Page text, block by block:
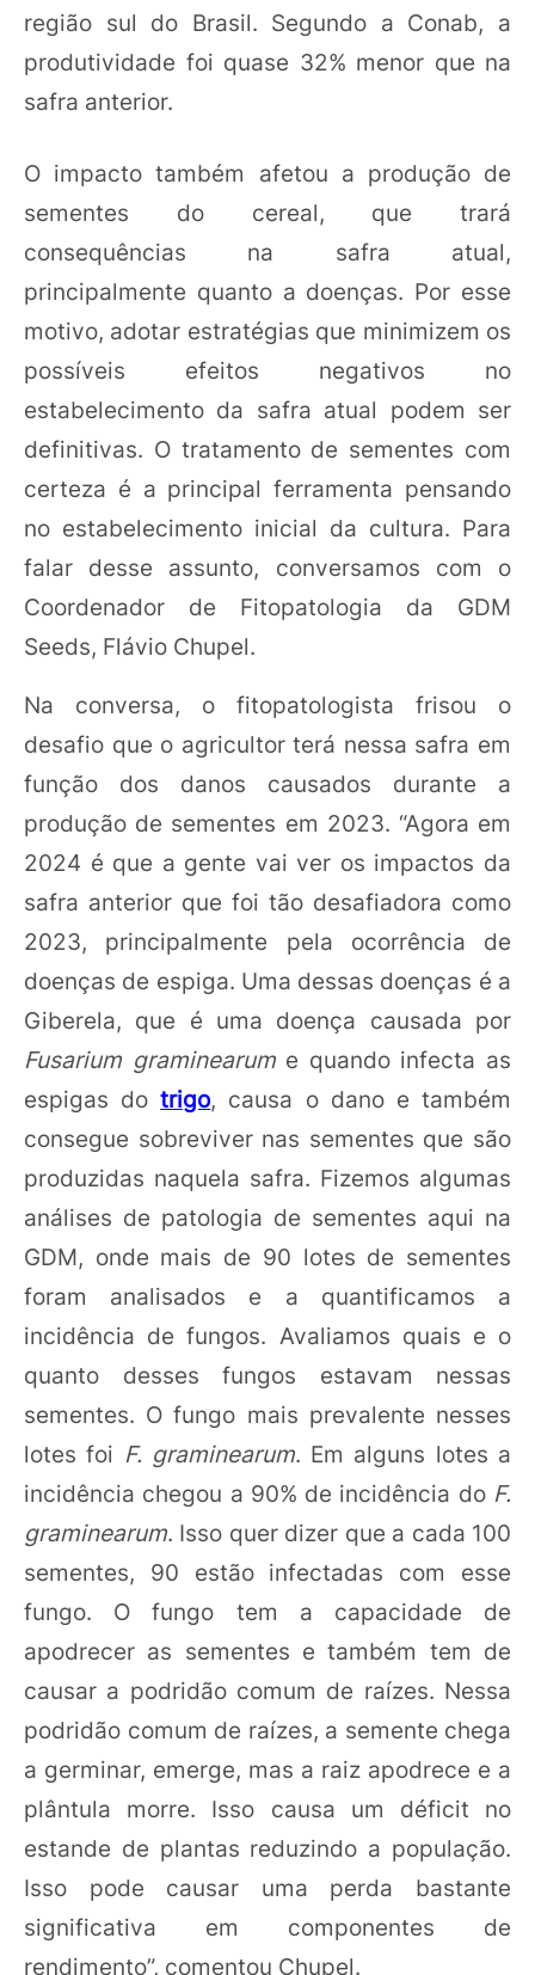
região sul do Brasil. Segundo a Conab, a
produtividade foi quase 32% menor que na
safra anterior.
O impacto também afetou a produção de
sementes do cereal, que trará
consequências na safra atual,
principalmente quanto a doenças. Por esse
motivo, adotar estratégias que minimizem os
possíveis efeitos negativos no
estabelecimento da safra atual podem ser
definitivas. O tratamento de sementes com
certeza é a principal ferramenta pensando
no estabelecimento inicial da cultura. Para
falar desse assunto, conversamos com o
Coordenador de Fitopatologia da GDM
Seeds, Flávio Chupel.
Na conversa, o fitopatologista frisou o
desafio que o agricultor terá nessa safra em
função dos danos causados durante a
produção de sementes em 2023. “Agora em
2024 é que a gente vai ver os impactos da
safra anterior que foi tão desafiadora como
2023, principalmente pela ocorrência de
doenças de espiga. Uma dessas doenças é a
Giberela, que é uma doença causada por
Fusarium graminearume quando infecta as
espigas dotrigo, causa o dano e também
consegue sobreviver nas sementes que são
produzidas naquela safra. Fizemos algumas
análises de patologia de sementes aqui na
GDM, onde mais de 90 lotes de sementes
foram analisados e a quantificamos a
incidência de fungos. Avaliamos quais e o
quanto desses fungos estavam nessas
sementes. O fungo mais prevalente nesses
lotes foi F. graminearum. Em alguns lotes a
incidência chegou a 90% de incidência do F.
graminearum. Isso quer dizer que a cada 100
sementes, 90 estão infectadas com esse
fungo. O fungo tem a capacidade de
apodrecer as sementes e também tem de
causar a podridão comum de raízes. Nessa
podridão comum de raízes, a semente chega
a germinar, emerge, mas a raiz apodrece e a
plântula morre. Isso causa um déficit no
estande de plantas reduzindo a população.
Isso pode causar uma perda bastante
significativa em componentes de
rendimento”, comentou Chupel.